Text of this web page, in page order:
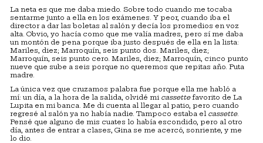
La neta es que me daba miedo. Sobre todo cuando me tocaba
sentarme junto a ella en los exámenes. Y peor, cuando iba el
director a dar las boletas al salón y decía los promedios en voz
alta. Obvio, yo hacía como que me valía madres, pero sí me daba
un montón de pena porque iba justo después de ella en la lista:
Mariles, diez; Marroquín, seis punto dos. Mariles, diez;
Marroquín, seis punto cero. Mariles, diez; Marroquín, cinco punto
nueve que sube a seis porque no queremos que repitas año. Puta
madre.
La única vez que cruzamos palabra fue porque ella me habló a
mí: un día, a la hora de la salida, olvidé mi cassettefavorito de La
Lupita en mi banca. Me di cuenta al llegar al patio, pero cuando
regresé al salón ya no había nadie. Tampoco estaba el cassette.
Pensé que alguno de mis cuates lo había escondido, pero al otro
día, antes de entrar a clases, Gina se me acercó, sonriente, y me
lo dio.